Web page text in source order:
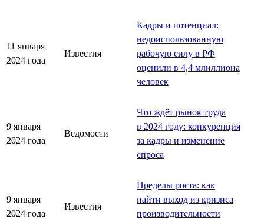
11 января
2024 года
Известия
Кадры и потенциал:
недоиспользованную
рабочую силу в РФ
оценили в 4,4 млиллиона
человек
9 января
2024 года
Ведомости
Что ждёт рынок труда
в 2024 году: конкуренция
за кадры и изменение
спроса
9 января
2024 года
Известия
Пределы роста: как
найти выход из кризиса
производительности